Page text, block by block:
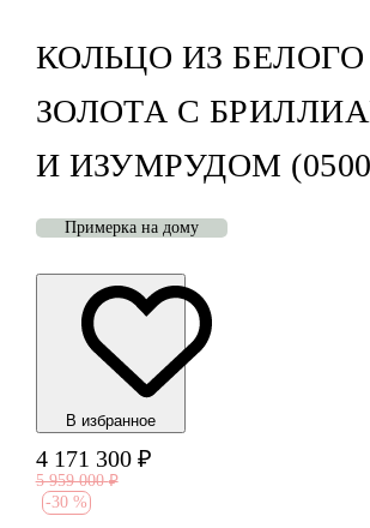
КОЛЬЦО ИЗ БЕЛОГО
ЗОЛОТА С
И ИЗУМРУДОМ
Примерка на дому
В избранноe
4 171 300 ₽
5 959 000 ₽
-30 %